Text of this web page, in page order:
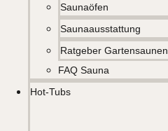
Saunaöfen
Saunaausstattung
Ratgeber Gartensaunen
FAQ Sauna
Hot-Tubs